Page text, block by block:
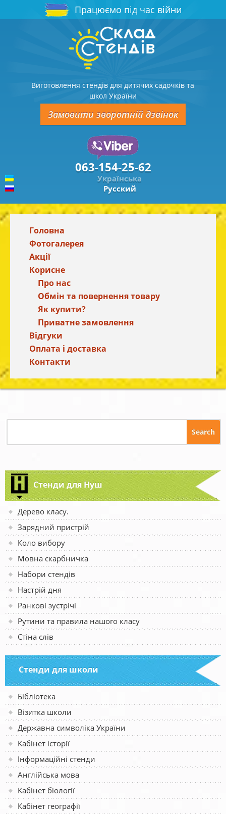
Працюємо під час війни
Виготовлення стендів для дитячих садочків та
школ України
Замовити зворотній дзвінок
063-154-25-62
Українська
Русский
Головна
Фотогалерея
Акції
Корисне
Про нас
Обмін та повернення товару
Як купити?
Приватне замовлення
Відгуки
Оплата і доставка
Контакти
Стенди для Нуш
Дерево класу.
Зарядний пристрій
Коло вибору
Мовна скарбничка
Набори стендів
Настрій дня
Ранкові зустрічі
Рутини та правила нашого класу
Стіна слів
Стенди для школи
Бібліотека
Візитка школи
Державна символіка України
Кабінет історії
Інформаційні стенди
Англійська мова
Кабінет біології
Кабінет географії